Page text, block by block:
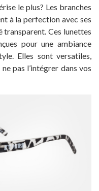
le plus? Les branches
à la perfection avec ses
Ces lunettes
pour une ambiance
Elles sont versatiles,
pas l’intégrer dans vos